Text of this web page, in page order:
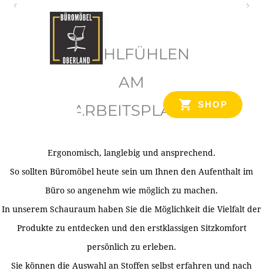
SHOP
WOHLFÜHLEN
AM
ARBEITSPLATZ
Ergonomisch, langlebig und ansprechend.
So sollten Büromöbel heute sein um Ihnen den Aufenthalt im
Büro so angenehm wie möglich zu machen.
In unserem Schauraum haben Sie die Möglichkeit die Vielfalt der
Produkte zu entdecken und den erstklassigen Sitzkomfort
persönlich zu erleben.
Sie können die Auswahl an Stoffen selbst erfahren und nach